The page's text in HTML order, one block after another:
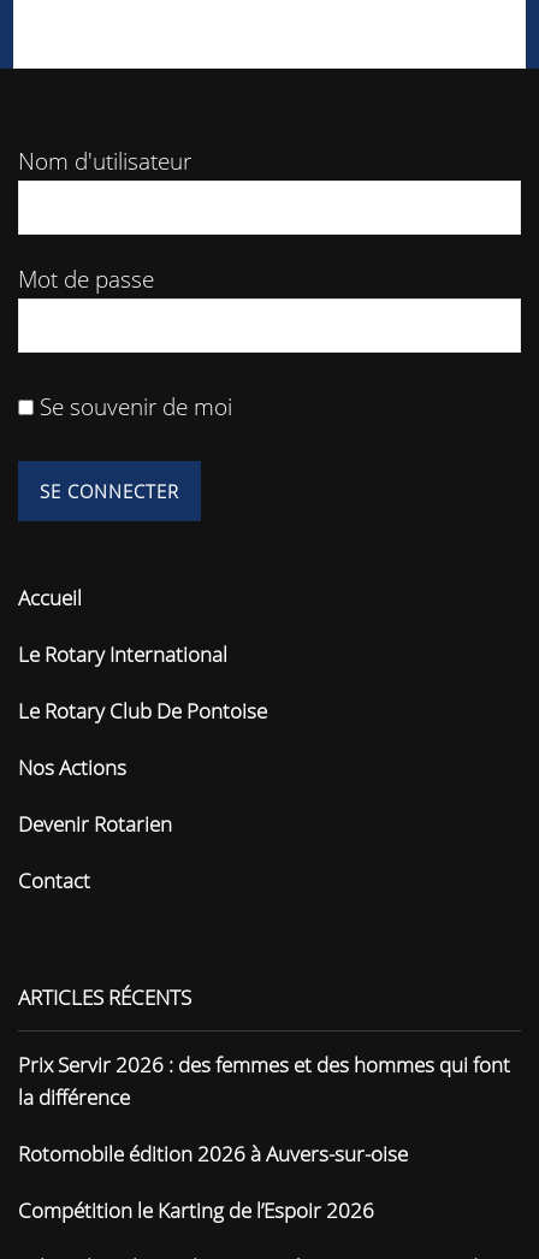
Pagination
des
publications
Nom d'utilisateur
Mot de passe
Se souvenir de moi
Accueil
Le Rotary International
Le Rotary Club De Pontoise
Nos Actions
Devenir Rotarien
Contact
ARTICLES RÉCENTS
Prix Servir 2026 : des femmes et des hommes qui font
la différence
Rotomobile édition 2026 à Auvers-sur-oise
Compétition le Karting de l’Espoir 2026